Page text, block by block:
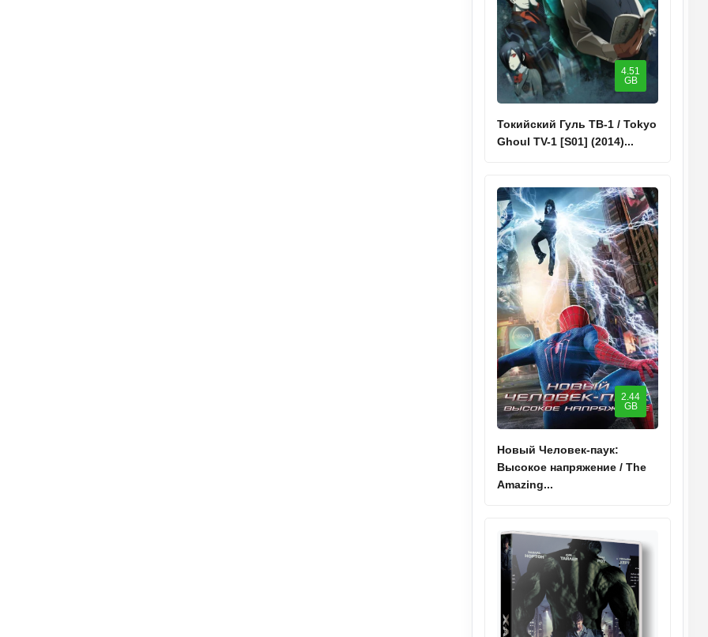
4.51
GB
Токийский Гуль ТВ-1 / Tokyo
Ghoul TV-1 [S01] (2014)...
2.44
GB
Новый Человек-паук:
Высокое напряжение / The
Amazing...